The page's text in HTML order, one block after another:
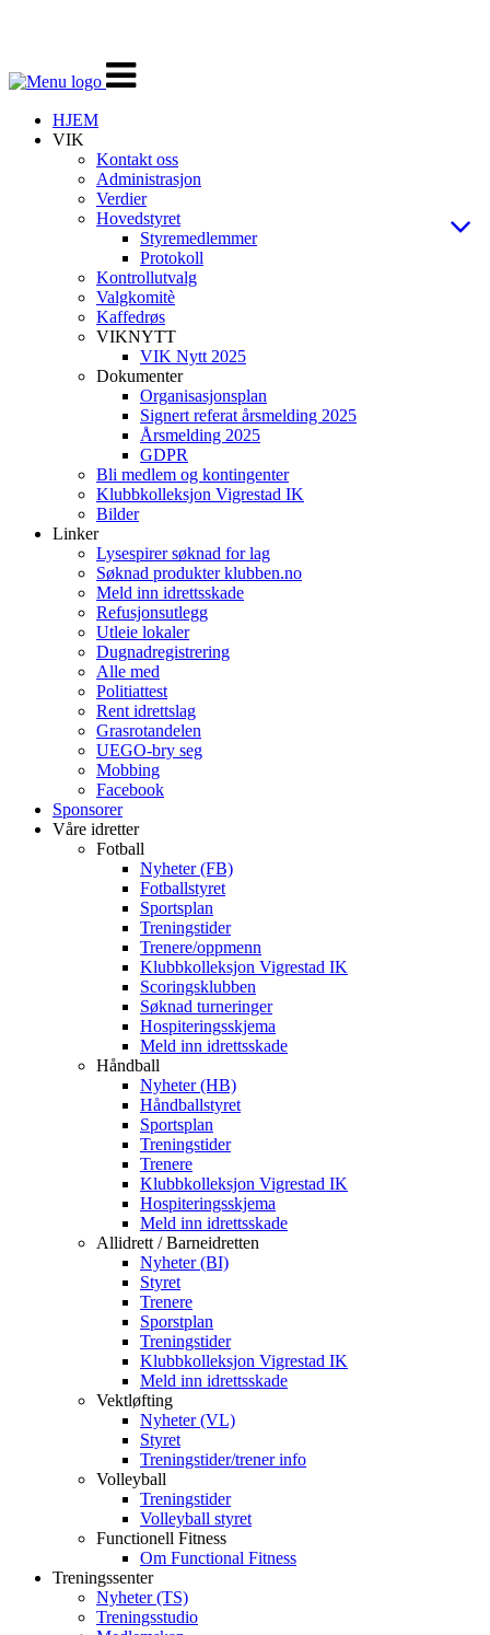
Veksle
navigasjon
HJEM
VIK
Kontakt oss
Administrasjon
Verdier
Hovedstyret
Styremedlemmer
Protokoll
Kontrollutvalg
Valgkomitè
Kaffedrøs
VIKNYTT
VIK Nytt 2025
Dokumenter
Organisasjonsplan
Signert referat årsmelding 2025
Årsmelding 2025
GDPR
Bli medlem og kontingenter
Klubbkolleksjon Vigrestad IK
Bilder
Linker
Lysespirer søknad for lag
Søknad produkter klubben.no
Meld inn idrettsskade
Refusjonsutlegg
Utleie lokaler
Dugnadregistrering
Alle med
Politiattest
Rent idrettslag
Grasrotandelen
UEGO-bry seg
Mobbing
Facebook
Sponsorer
Våre idretter
Fotball
Nyheter (FB)
Fotballstyret
Sportsplan
Treningstider
Trenere/oppmenn
Klubbkolleksjon Vigrestad IK
Scoringsklubben
Søknad turneringer
Hospiteringsskjema
Meld inn idrettsskade
Håndball
Nyheter (HB)
Håndballstyret
Sportsplan
Treningstider
Trenere
Klubbkolleksjon Vigrestad IK
Hospiteringsskjema
Meld inn idrettsskade
Allidrett / Barneidretten
Nyheter (BI)
Styret
Trenere
Sporstplan
Treningstider
Klubbkolleksjon Vigrestad IK
Meld inn idrettsskade
Vektløfting
Nyheter (VL)
Styret
Treningstider/trener info
Volleyball
Treningstider
Volleyball styret
Functionell Fitness
Om Functional Fitness
Treningssenter
Nyheter (TS)
Treningsstudio